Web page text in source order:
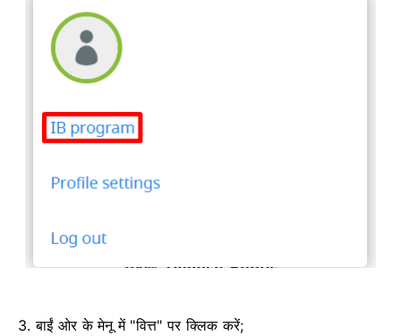
3. बाईं ओर के मेनू में "वित्त" पर क्लिक करें;